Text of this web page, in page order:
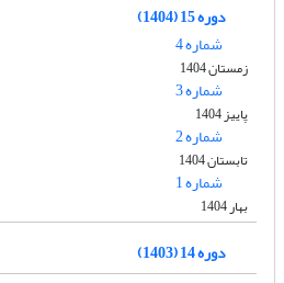
دوره 15 (1404)
شماره 4
زمستان 1404
شماره 3
پاییز 1404
شماره 2
تابستان 1404
شماره 1
بهار 1404
دوره 14 (1403)